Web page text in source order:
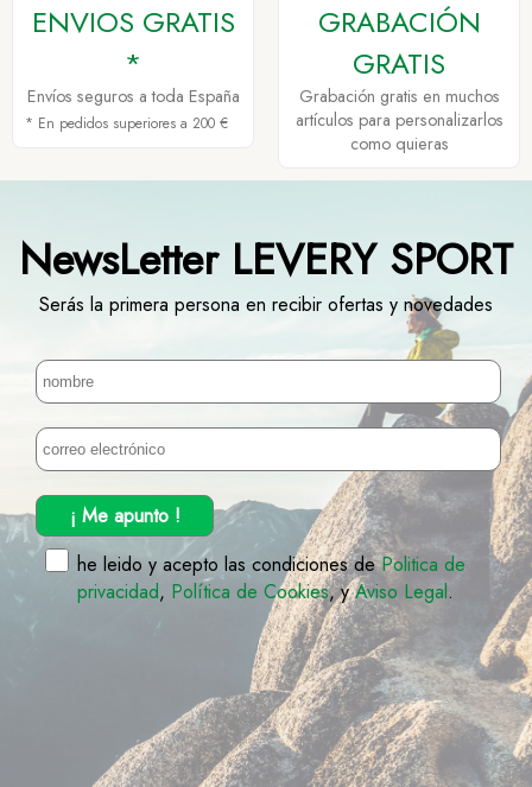
ENVIOS GRATIS
*
Envíos seguros a toda España
* En pedidos superiores a 200 €
GRABACIÓN
GRATIS
Grabación gratis en muchos
artículos para personalizarlos
como quieras
NewsLetter LEVERY SPORT
Serás la primera persona en recibir ofertas y novedades
¡ Me apunto !
he leido y acepto las condiciones dePolitica de
privacidad, Política de Cookies, yAviso Legal.